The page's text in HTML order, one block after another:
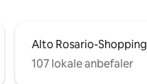
Alto Rosario-Shopping
107 lokale anbefaler